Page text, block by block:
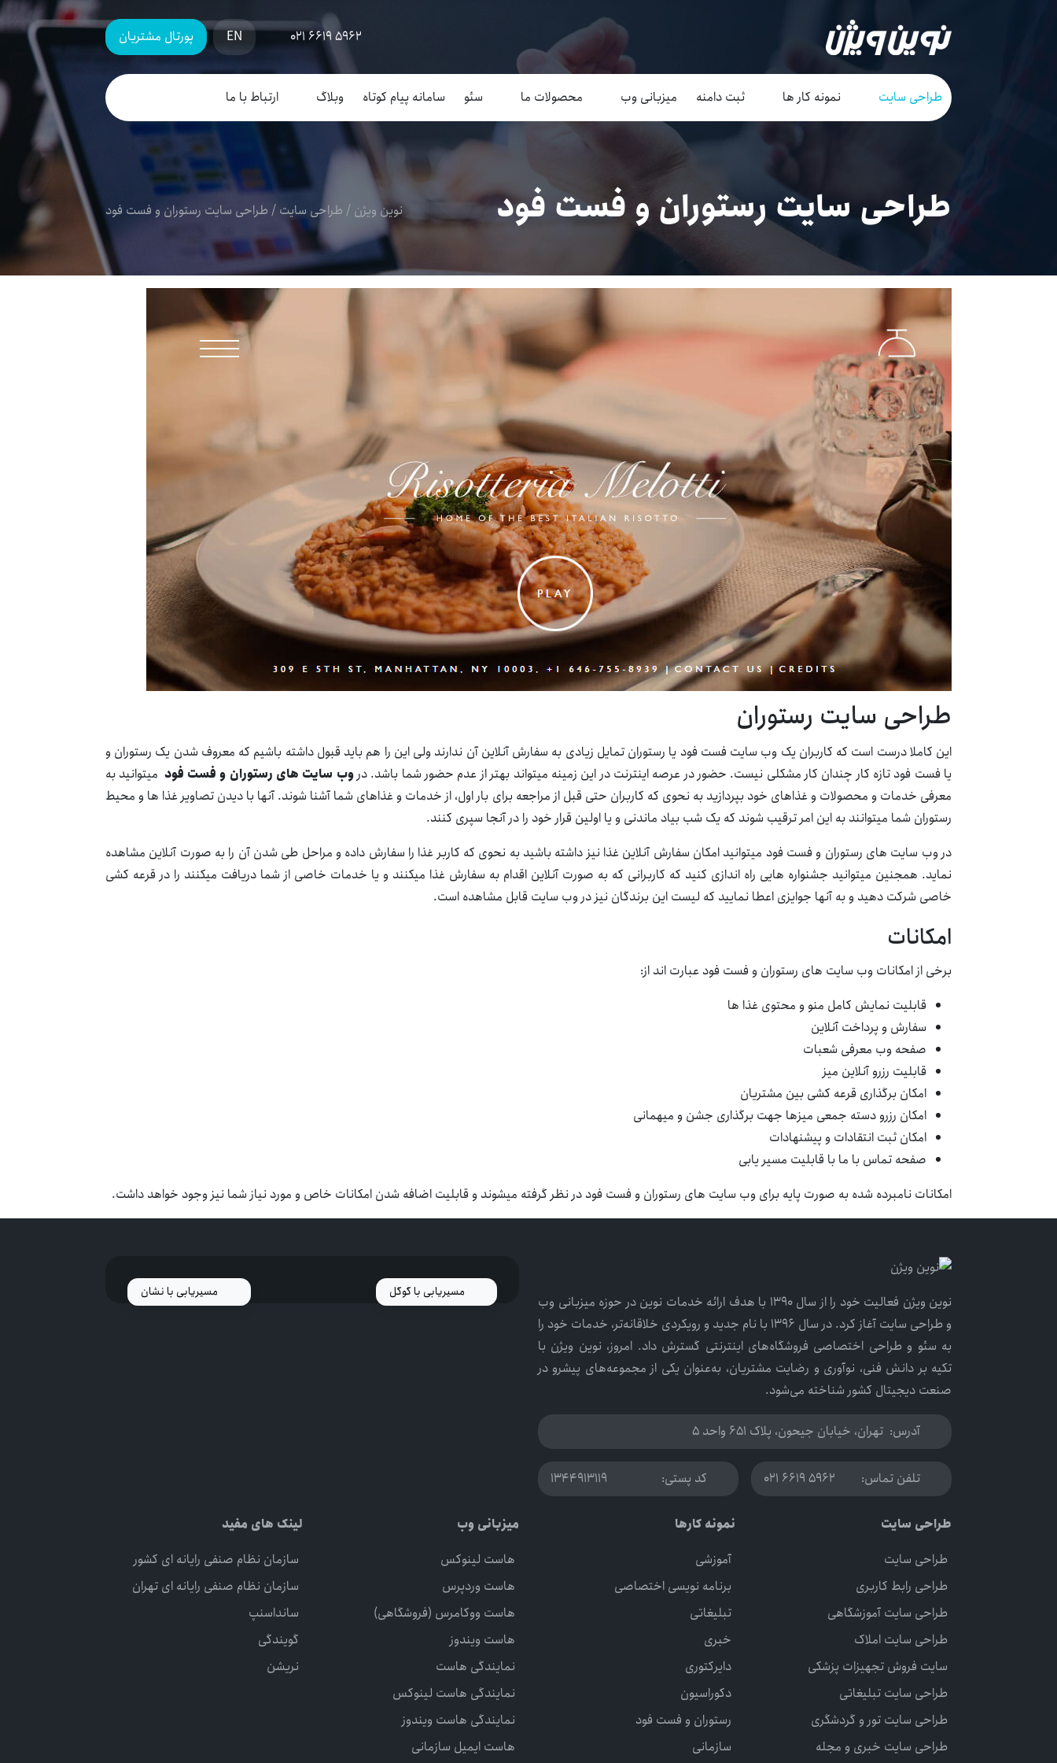
021 6619 5962
EN پورتال مشتریان
طراحی سایت نمونه کار ها ثبت دامنه میزبانی وب محصولات ما سئو سامانه پیام کوتاه وبلاگ ارتباط با ما
طراحی سایت رستوران و فست فود نوین ویژن / طراحی سایت / طراحی سایت رستوران و فست فود
طراحی سایت رستوران
این کاملا درست است که کاربران یک وب سایت فست فود یا رستوران تمایل زیادی به سفارش آنلاین آن ندارند ولی این را هم باید قبول داشته باشیم که معروف شدن یک رستوران و
یا فست فود تازه کار چندان کار مشکلی نیست. حضور در عرصه اینترنت در این زمینه میتواند بهتر از عدم حضور شما باشد. دروب سایت های رستوران و فست فود میتوانید به
معرفی خدمات و محصولات و غذاهای خود بپردازید به نحوی که کاربران حتی قبل از مراجعه برای بار اول، از خدمات و غذاهای شما آشنا شوند. آنها با دیدن تصاویر غذا ها و محیط
رستوران شما میتوانند به این امر ترقیب شوند که یک شب بیاد ماندنی و یا اولین قرار خود را در آنجا سپری کنند.
در وب سایت های رستوران و فست فود میتوانید امکان سفارش آنلاین غذا نیز داشته باشید به نحوی که کاربر غذا را سفارش داده و مراحل طی شدن آن را به صورت آنلاین مشاهده
نماید. همجنین میتوانید جشنواره هایی راه اندازی کنید که کاربرانی که به صورت آنلاین اقدام به سفارش غذا میکنند و یا خدمات خاصی از شما دریافت میکنند را در قرعه کشی
خاصی شرکت دهید و به آنها جوایزی اعطا نمایید که لیست این برندگان نیز در وب سایت قابل مشاهده است.
امکانات
برخی از امکانات وب سایت های رستوران و فست فود عبارت اند از:
قابلیت نمایش کامل منو و محتوی غذا ها
سفارش و پرداخت آنلاین
صفحه وب معرفی شعبات
قابلیت رزرو آنلاین میز
امکان برگذاری قرعه کشی بین مشتریان
امکان رزرو دسته جمعی میزها جهت برگذاری جشن و میهمانی
امکان ثبت انتقادات و پیشنهادات
صفحه تماس با ما با قابلیت مسیر یابی
امکانات نامبرده شده به صورت پایه برای وب سایت های رستوران و فست فود در نظر گرفته میشوند و قابلیت اضافه شدن امکانات خاص و مورد نیاز شما نیز وجود خواهد داشت.
نوین ویژن فعالیت خود را از سال ۱۳۹۰ با هدف ارائه خدمات نوین در حوزه میزبانی وب
و طراحی سایت آغاز کرد. در سال ۱۳۹۶ با نام جدید و رویکردی خلاقانه‌تر، خدمات خود را
به سئو و طراحی اختصاصی فروشگاه‌های اینترنتی گسترش داد. امروز، نوین ویژن با
تکیه بر دانش فنی، نوآوری و رضایت مشتریان، به‌عنوان یکی از مجموعه‌های پیشرو در
صنعت دیجیتال کشور شناخته می‌شود.
آدرس: تهران، خیابان جیحون، پلاک 651 واحد 5
تلفن تماس: 021 6619 5962 کد پستی: 1344913119
مسیریابی با گوگل مسیریابی با نشان
طراحی سایت
طراحی سایت
طراحی رابط کاربری
طراحی سایت آموزشگاهی
طراحی سایت املاک
سایت فروش تجهیزات پزشکی
طراحی سایت تبلیغاتی
طراحی سایت تور و گردشگری
طراحی سایت خبری و مجله
نمونه کارها
آموزشی
برنامه نویسی اختصاصی
تبلیغاتی
خبری
دایرکتوری
دکوراسیون
رستوران و فست فود
سازمانی
میزبانی وب
هاست لینوکس
هاست وردپرس
هاست ووکامرس (فروشگاهی)
هاست ویندوز
نمایندگی هاست
نمایندگی هاست لینوکس
نمایندگی هاست ویندوز
هاست ایمیل سازمانی
لینک های مفید
سازمان نظام صنفی رایانه ای کشور
سازمان نظام صنفی رایانه ای تهران
سانداسنپ
گویندگی
نریشن